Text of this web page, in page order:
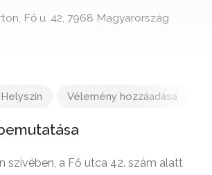
Fő u. 42, 7968 Magyarország
Helyszín Vélemény hozzáadása
szívében, a Fő utca 42. szám alatt